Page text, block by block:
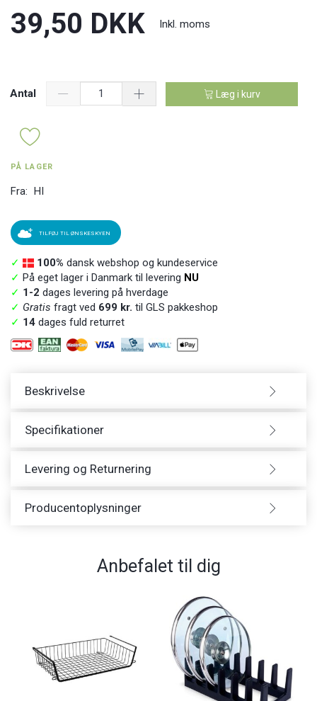
39,50 DKK Inkl. moms
Antal Læg i kurv
PÅ LAGER
Fra: HI
TILFØJ TIL ØNSKESKYEN
✓ 100% dansk webshop og kundeservice
✓ På eget lager i Danmark til levering NU
✓ 1-2 dages levering på hverdage
✓ Gratis fragt ved 699 kr. til GLS pakkeshop
✓ 14 dages fuld returret
Beskrivelse
Specifikationer
Levering og Returnering
Producentoplysninger
Anbefalet til dig